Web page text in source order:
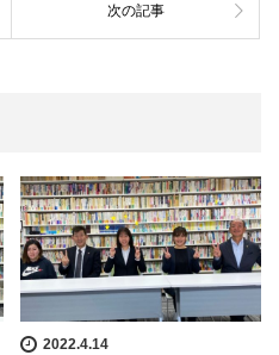
次の記事
2022.4.14